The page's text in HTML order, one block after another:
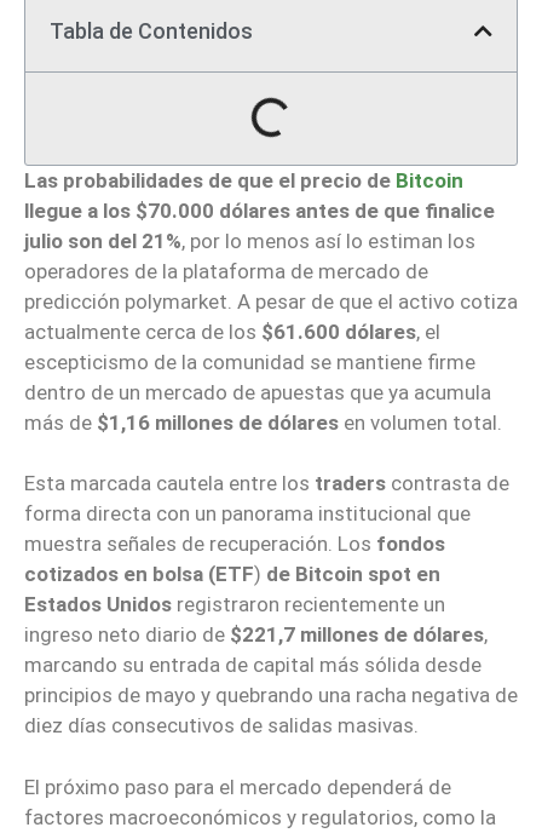
Tabla de Contenidos
Las probabilidades de que el precio de Bitcoin
llegue a los $70.000 dólares antes de que finalice
julio son del 21%, por lo menos así lo estiman los
operadores de la plataforma de mercado de
predicción polymarket. A pesar de que el activo cotiza
actualmente cerca de los $61.600 dólares, el
escepticismo de la comunidad se mantiene firme
dentro de un mercado de apuestas que ya acumula
más de $1,16 millones de dólares en volumen total.
Esta marcada cautela entre los traders contrasta de
forma directa con un panorama institucional que
muestra señales de recuperación. Los fondos
cotizados en bolsa (ETF) de Bitcoin spot en
Estados Unidos registraron recientemente un
ingreso neto diario de $221,7 millones de dólares,
marcando su entrada de capital más sólida desde
principios de mayo y quebrando una racha negativa de
diez días consecutivos de salidas masivas.
El próximo paso para el mercado dependerá de
factores macroeconómicos y regulatorios, como la